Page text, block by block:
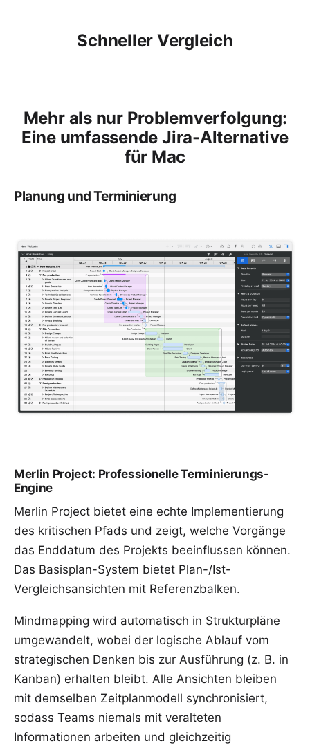
Schneller Vergleich
Mehr als nur Problemverfolgung:
Eine umfassende Jira-Alternative
für Mac
Planung und Terminierung
Merlin Project: Professionelle Terminierungs-
Engine
Merlin Project bietet eine echte Implementierung
des kritischen Pfads und zeigt, welche Vorgänge
das Enddatum des Projekts beeinflussen können.
Das Basisplan-System bietet Plan-/Ist-
Vergleichsansichten mit Referenzbalken.
Mindmapping wird automatisch in Strukturpläne
umgewandelt, wobei der logische Ablauf vom
strategischen Denken bis zur Ausführung (z. B. in
Kanban) erhalten bleibt. Alle Ansichten bleiben
mit demselben Zeitplanmodell synchronisiert,
sodass Teams niemals mit veralteten
Informationen arbeiten und gleichzeitig